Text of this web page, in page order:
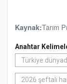
Kaynak:Tarım
Anahtar
Türkiye
2026 şeftali